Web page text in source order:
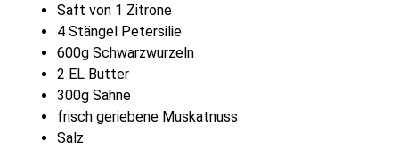
Saft von 1 Zitrone
4 Stängel Petersilie
600g Schwarzwurzeln
2 EL Butter
300g Sahne
frisch geriebene Muskatnuss
Salz